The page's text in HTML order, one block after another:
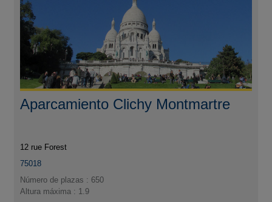
Aparcamiento Clichy Montmartre
12 rue Forest
75018
Número de plazas : 650
Altura máxima : 1.9